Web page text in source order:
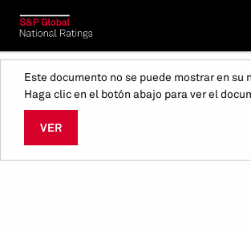
Este documento no se puede mostrar en su
Haga clic en el botón abajo para ver el
VER